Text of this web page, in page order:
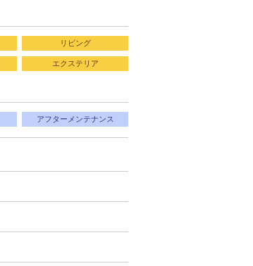
リビング
エクステリア
アフターメンテナンス